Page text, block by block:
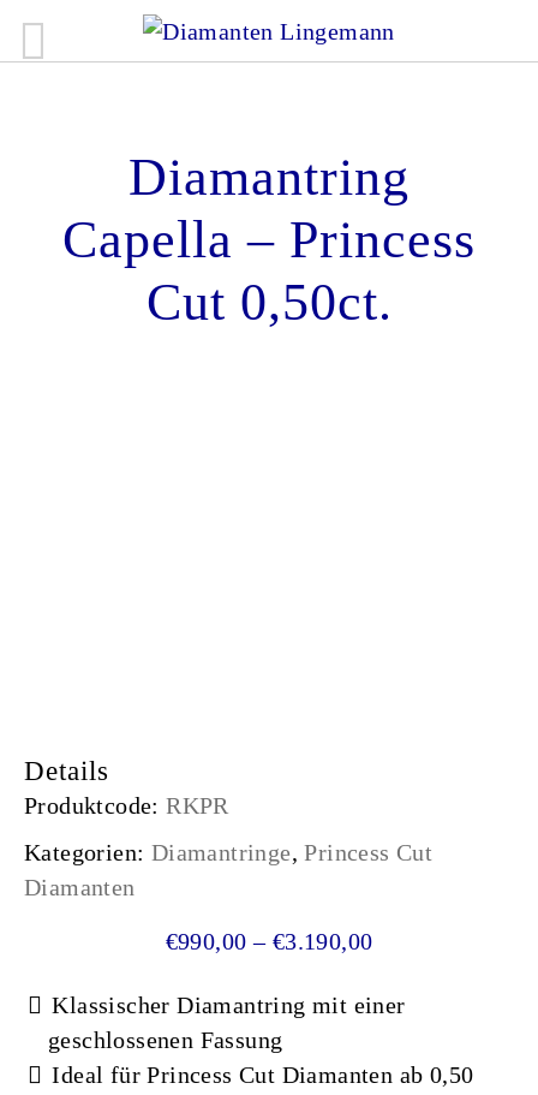
Diamantring
Capella – Princess
Cut 0,50ct.
Details
Produktcode:RKPR
Kategorien: Diamantringe,Princess Cut
Diamanten
€990,00 – €3.190,00Preisspanne:
Klassischer Diamantring mit einer
geschlossenen Fassung
Ideal für Princess Cut Diamanten ab 0,50